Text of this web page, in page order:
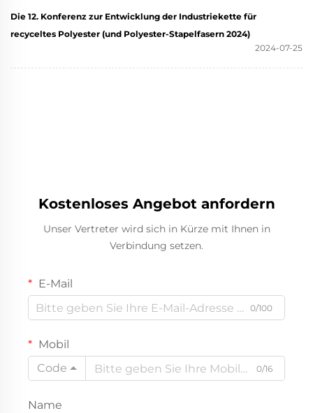
Die 12. Konferenz zur Entwicklung der Industriekette für
recyceltes Polyester (und Polyester-Stapelfasern 2024)
2024-07-25
Kostenloses Angebot anfordern
Unser Vertreter wird sich in Kürze mit Ihnen in
Verbindung setzen.
E-Mail
0/100
Mobil
Code
0/16
Name